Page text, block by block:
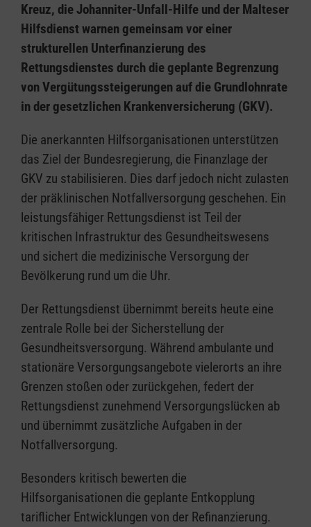
Kreuz, die Johanniter-Unfall-Hilfe und der Malteser
Hilfsdienst warnen gemeinsam vor einer
strukturellen Unterfinanzierung des
Rettungsdienstes durch die geplante Begrenzung
von Vergütungssteigerungen auf die Grundlohnrate
in der gesetzlichen Krankenversicherung (GKV).
Die anerkannten Hilfsorganisationen unterstützen
das Ziel der Bundesregierung, die Finanzlage der
GKV zu stabilisieren. Dies darf jedoch nicht zulasten
der präklinischen Notfallversorgung geschehen. Ein
leistungsfähiger Rettungsdienst ist Teil der
kritischen Infrastruktur des Gesundheitswesens
und sichert die medizinische Versorgung der
Bevölkerung rund um die Uhr.
Der Rettungsdienst übernimmt bereits heute eine
zentrale Rolle bei der Sicherstellung der
Gesundheitsversorgung. Während ambulante und
stationäre Versorgungsangebote vielerorts an ihre
Grenzen stoßen oder zurückgehen, federt der
Rettungsdienst zunehmend Versorgungslücken ab
und übernimmt zusätzliche Aufgaben in der
Notfallversorgung.
Besonders kritisch bewerten die
Hilfsorganisationen die geplante Entkopplung
tariflicher Entwicklungen von der Refinanzierung.